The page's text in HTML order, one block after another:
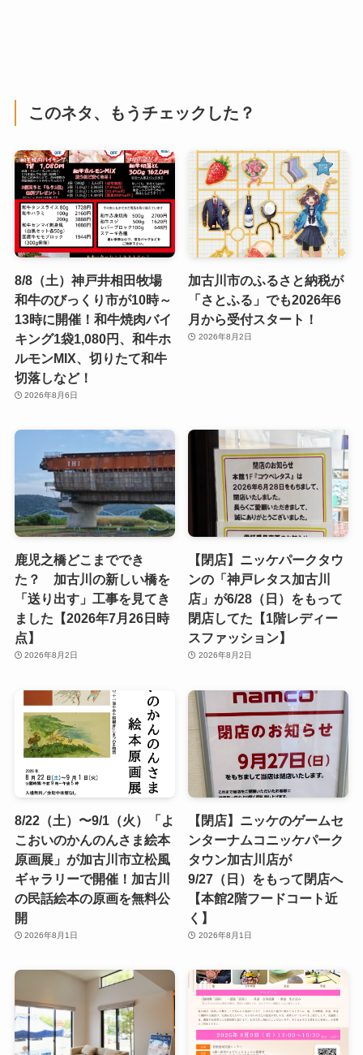
このネタ、もうチェックした？
8/8（土）神戸井相田牧場
和牛のびっくり市が10時～
13時に開催！和牛焼肉バイ
キング1袋1,080円、和牛ホ
ルモンMIX、切りたて和牛
切落しなど！
2026年8月6日
加古川市のふるさと納税が
「さとふる」でも2026年6
月から受付スタート！
2026年8月2日
鹿児之橋どこまででき
た？ 加古川の新しい橋を
「送り出す」工事を見てき
ました【2026年7月26日時
点】
2026年8月2日
【閉店】ニッケパークタウ
ンの「神戸レタス加古川
店」が6/28（日）をもって
閉店してた【1階レディー
スファッション】
2026年8月2日
8/22（土）〜9/1（火）「よ
こおいのかんのんさま絵本
原画展」が加古川市立松風
ギャラリーで開催！加古川
の民話絵本の原画を無料公
開
2026年8月1日
【閉店】ニッケのゲームセ
ンターナムコニッケパーク
タウン加古川店が
9/27（日）をもって閉店へ
【本館2階フードコート近
く】
2026年8月1日